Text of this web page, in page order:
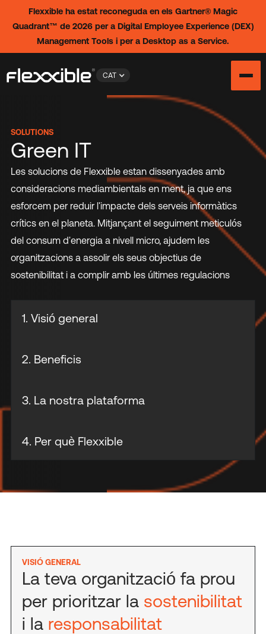
Flexxible ha estat reconeguda en els Gartner® Magic
Quadrant™ de 2026 per a Digital Employee Experience (DEX)
Management Tools i per a Desktop as a Service.
CAT
SOLUTIONS
Green IT
Les solucions de Flexxible estan dissenyades amb
consideracions mediambientals en ment, ja que ens
esforcem per reduir l'impacte dels serveis informàtics
crítics en el planeta. Mitjançant el seguiment meticulós
del consum d'energia a nivell micro, ajudem les
organitzacions a assolir els seus objectius de
sostenibilitat i a complir amb les últimes regulacions
1. Visió general
2. Beneficis
3. La nostra plataforma
4. Per què Flexxible
VISIÓ GENERAL
La teva organització fa prou
per prioritzar la sostenibilitat
i la responsabilitat